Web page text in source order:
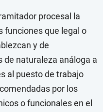
procesal la
funciones que legal o
y de
naturaleza análoga a
al puesto de trabajo
por los
o funcionales en el